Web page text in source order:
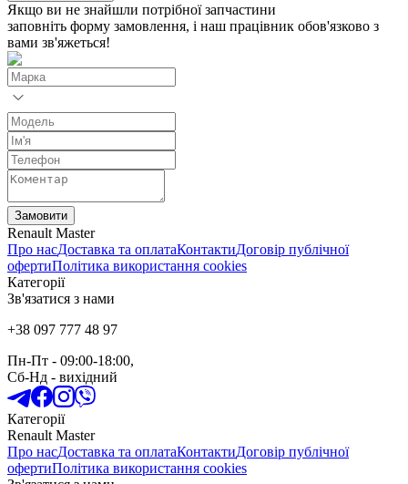
Якщо ви не знайшли потрібної запчастини
заповніть форму замовлення, і наш працівник обов'язково з
вами зв'яжеться!
Замовити
Renault Master
Про насДоставка та оплатаКонтактиДоговір публічної
офертиПолітика використання cookies
Категорії
Зв'язатися з нами
+38 097 777 48 97
Пн-Пт - 09:00-18:00,
Сб-Нд - вихідний
Категорії
Renault Master
Про насДоставка та оплатаКонтактиДоговір публічної
офертиПолітика використання cookies